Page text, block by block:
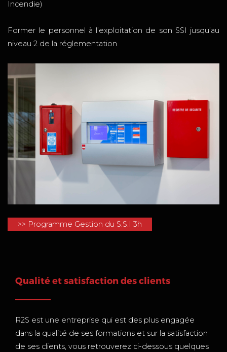
Incendie)
Former le personnel à l’exploitation de son SSI jusqu’au
niveau 2 de la réglementation
>> Programme Gestion du S.S.I 3h
Qualité et satisfaction des clients
R2S est une entreprise qui est des plus engagée
dans la qualité de ses formations et sur la satisfaction
de ses clients, vous retrouverez ci-dessous quelques